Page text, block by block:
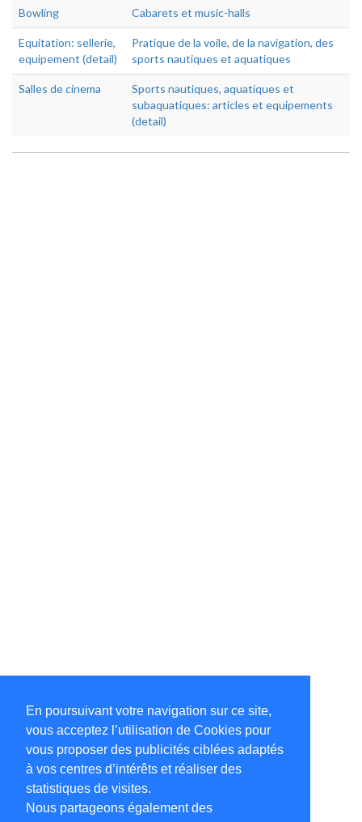
En poursuivant votre navigation sur ce site,
vous acceptez l’utilisation de Cookies pour
vous proposer des publicités ciblées adaptés
à vos centres d’intérêts et réaliser des
statistiques de visites.
Nous partageons également des
Bowling Cabarets et music-halls
Equitation: sellerie,
equipement (detail)
Pratique de la voile, de la navigation, des
sports nautiques et aquatiques
Salles de cinema
Sports nautiques, aquatiques et
subaquatiques: articles et equipements
(detail)